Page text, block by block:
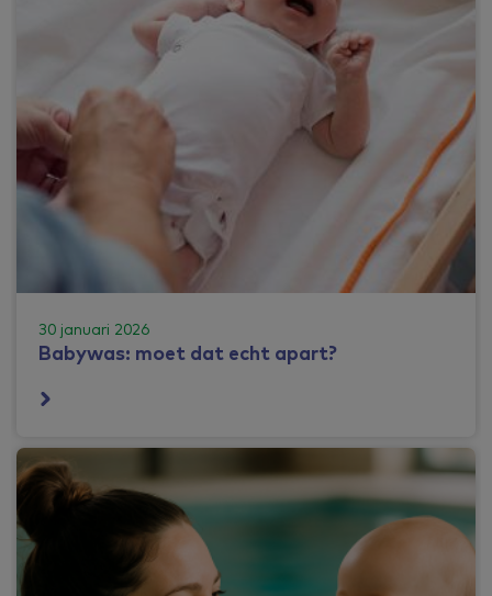
30 januari 2026
Babywas: moet dat echt apart?